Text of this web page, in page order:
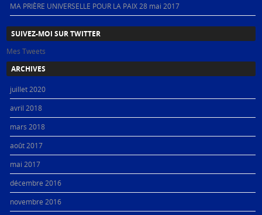
MA PRIÈRE UNIVERSELLE POUR LA PAIX 28 mai 2017
SUIVEZ-MOI SUR TWITTER
Mes Tweets
ARCHIVES
juillet 2020
avril 2018
mars 2018
août 2017
mai 2017
décembre 2016
novembre 2016